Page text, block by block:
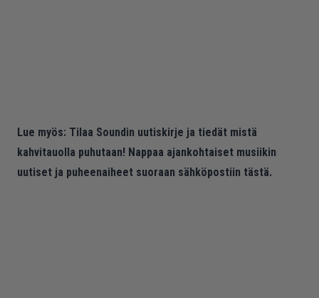
Lue myös: Tilaa Soundin uutiskirje ja tiedät mistä
kahvitauolla puhutaan! Nappaa ajankohtaiset musiikin
uutiset ja puheenaiheet suoraan sähköpostiin tästä.